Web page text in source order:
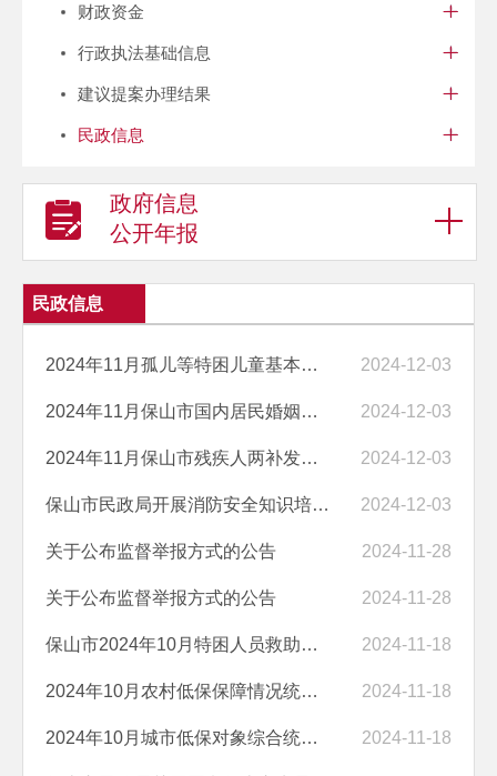
财政资金
行政执法基础信息
建议提案办理结果
民政信息
政府信息
公开年报
民政信息
2024年11月孤儿等特困儿童基本生活费发放情况统计表 2024-12-03
2024年11月保山市国内居民婚姻统计表 2024-12-03
2024年11月保山市残疾人两补发放统计表 2024-12-03
保山市民政局开展消防安全知识培训和火灾应急演练 2024-12-03
关于公布监督举报方式的公告 2024-11-28
关于公布监督举报方式的公告 2024-11-28
保山市2024年10月特困人员救助供养情况报表 2024-11-18
2024年10月农村低保保障情况统计表 2024-11-18
2024年10月城市低保对象综合统计表 2024-11-18